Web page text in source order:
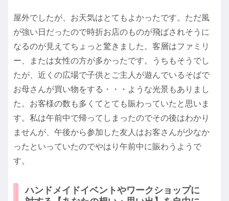
屋外でしたが、お天気はとてもよかったです。ただ風
が強い日だったので時折お店のものが飛ばされそうに
なるのが見えてちょっと驚きました。客層はファミリ
ー、または女性の方が多かったです。うちもそうでし
たが、近くの広場で子供とご主人が遊んでいるそばで
お母さんが買い物をする・・・ような光景もありまし
た。お客様の数も多くてとても賑わっていたと思いま
す。私は午前中で帰ってしまったのでその後はわかり
ませんが、午後から参加した友人はお客さんが少なか
ったといっていたのでやはり午前中に賑わうようで
す。
ハンドメイドイベントやワークショップに